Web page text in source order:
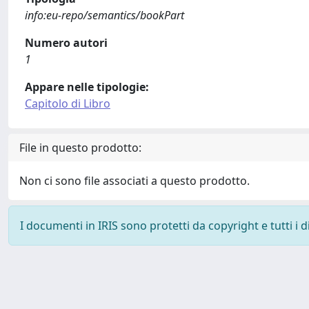
info:eu-repo/semantics/bookPart
Numero autori
1
Appare nelle tipologie:
Capitolo di Libro
File in questo prodotto:
Non ci sono file associati a questo prodotto.
I documenti in IRIS sono protetti da copyright e tutti i